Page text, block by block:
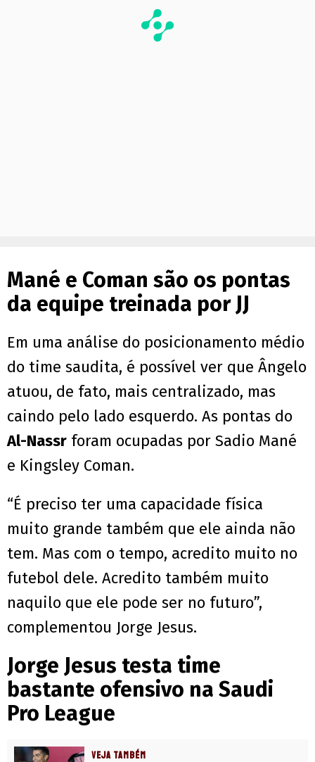
Mané e Coman são os pontas
da equipe treinada por JJ
Em uma análise do posicionamento médio
do time saudita, é possível ver que Ângelo
atuou, de fato, mais centralizado, mas
caindo pelo lado esquerdo. As pontas do
Al-Nassr foram ocupadas por Sadio Mané
e Kingsley Coman.
“É preciso ter uma capacidade física
muito grande também que ele ainda não
tem. Mas com o tempo, acredito muito no
futebol dele. Acredito também muito
naquilo que ele pode ser no futuro”,
complementou Jorge Jesus.
Jorge Jesus testa time
bastante ofensivo na Saudi
Pro League
VEJA TAMBÉM